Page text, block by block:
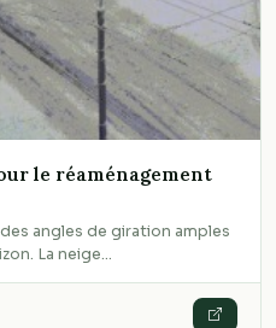
le réaménagement
angles de giration amples
La neige…